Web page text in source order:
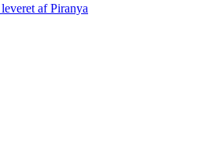
af Piranya